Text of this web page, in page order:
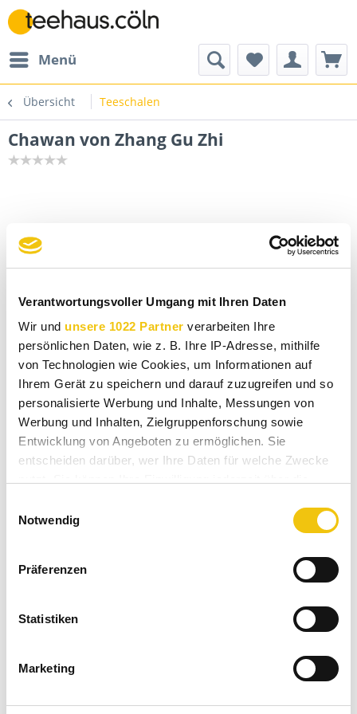
Verantwortungsvoller Umgang mit Ihren Daten
Wir und unsere 1022 Partner verarbeiten Ihre
persönlichen Daten, wie z. B. Ihre IP-Adresse, mithilfe
von Technologien wie Cookies, um Informationen auf
Ihrem Gerät zu speichern und darauf zuzugreifen und so
personalisierte Werbung und Inhalte, Messungen von
Werbung und Inhalten, Zielgruppenforschung sowie
Entwicklung von Angeboten zu ermöglichen. Sie
entscheiden darüber, wer Ihre Daten für welche Zwecke
Trigger Symbol ändern oder widerrufen
Informationen über Ihre geografische Lage
können
bestimmten Merkmalen (Fingerprinting) identifizieren
Erfahren Sie mehr darüber, wie Ihre persönlichen Daten
Notwendig
Präferenzen
Statistiken
Marketing
Menü
Übersicht Teeschalen
Chawan von Zhang Gu Zhi
149,00 € *
Inhalt: 1 Stück
zzgl. Versandkosten
Sofort versandfertig, Lieferzeit ca. 1-3 Werktage
In denWarenkorb
Merken
Holzbrand Chawan von Zhang Gu Zhi (張古志). Geboren